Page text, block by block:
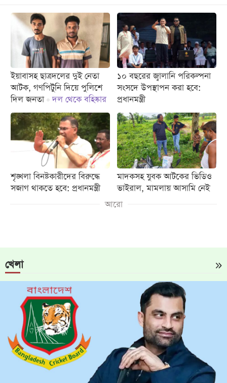
ইয়াবাসহ ছাত্রদলের দুই নেতা
আটক, গণপিটুনি দিয়ে পুলিশে
দিল জনতা
দল থেকে বহিষ্কার
১০ বছরের জ্বালানি পরিকল্পনা
সংসদে উপস্থাপন করা হবে:
প্রধানমন্ত্রী
শৃঙ্খলা বিনষ্টকারীদের বিরুদ্ধে
সজাগ থাকতে হবে: প্রধানমন্ত্রী
মাদকসহ যুবক আটকের ভিডিও
ভাইরাল, মামলায় আসামি নেই
আরো
খেলা